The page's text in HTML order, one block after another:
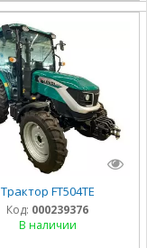
Трактор FT504TE
Код: 000239376
В наличии